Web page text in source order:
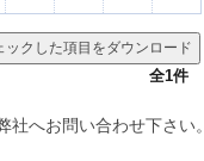
全1件
へお問い合わせ下さい。